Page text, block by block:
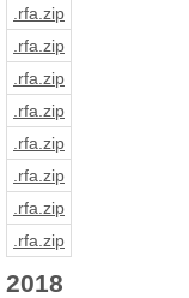
.rfa .zip
.rfa .zip
.rfa .zip
.rfa .zip
.rfa .zip
.rfa .zip
.rfa .zip
.rfa .zip
2018